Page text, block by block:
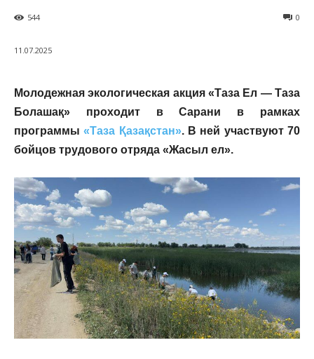
0
544
11.07.2025
Молодежная экологическая акция «Таза Ел — Таза
Болашақ» проходит в Сарани в рамках
программы«Таза Қазақстан». В ней участвуют 70
бойцов трудового отряда «Жасыл ел».